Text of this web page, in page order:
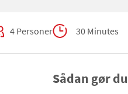
4 Personer 30 Minutes
Sådan gør du